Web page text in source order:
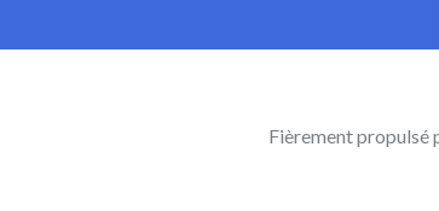
Fièrement propulsé